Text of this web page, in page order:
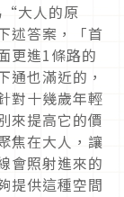
“大人的原
述答案，「首
更進1條路的
通也滿近的，
對十幾歲年輕
來提高它的價
焦在大人，讓
會照射進來的
提供這種空間